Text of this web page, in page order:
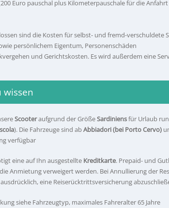
Euro pauschal plus Kilometerpauschale für die
sind die Kosten für selbst- und fremd-verschuldete
persönlichem Eigentum, Personenschäden
und Gerichtskosten. Es wird außerdem eine
wissen
Scooteraufgrund der GrößeSardiniensfür Urlaub
). Die Fahrzeuge sind abAbbiadori (bei Porto Cervo)
verfügbar
eine auf Ihn ausgestellte Kreditkarte. Prepaid- und
Anmietung verweigert werden. Bei Annullierung der
eine Reiserücktrittsversicherung
siehe Fahrzeugtyp, maximales Fahreralter 65 Jahre